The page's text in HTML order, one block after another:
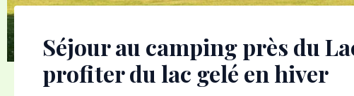
Séjour au camping près du
profiter du lac gelé en hiver